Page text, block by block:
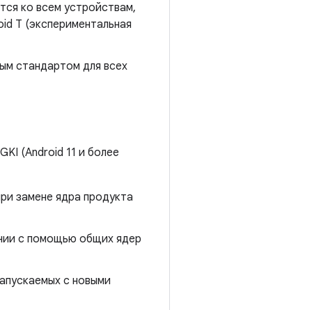
ко всем устройствам,
T (экспериментальная
стандартом для всех
(Android 11 и более
замене ядра продукта
с помощью общих ядер
с новыми